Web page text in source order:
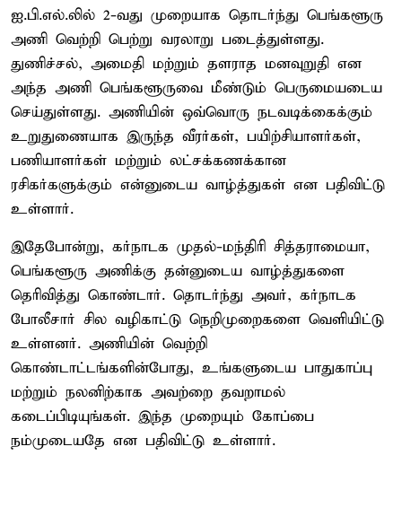
ஐ.பி.எல்.லில் 2-வது முறையாக தொடர்ந்து பெங்களூரு
அணி வெற்றி பெற்று வரலாறு படைத்துள்ளது.
துணிச்சல், அமைதி மற்றும் தளராத மனவுறுதி என
அந்த அணி பெங்களூருவை மீண்டும் பெருமையடைய
செய்துள்ளது. அணியின் ஒவ்வொரு நடவடிக்கைக்கும்
உறுதுணையாக இருந்த வீரர்கள், பயிற்சியாளர்கள்,
பணியாளர்கள் மற்றும் லட்சக்கணக்கான
ரசிகர்களுக்கும் என்னுடைய வாழ்த்துகள் என பதிவிட்டு
உள்ளார்.
இதேபோன்று, கர்நாடக முதல்-மந்திரி சித்தராமையா,
பெங்களூரு அணிக்கு தன்னுடைய வாழ்த்துகளை
தெரிவித்து கொண்டார். தொடர்ந்து அவர், கர்நாடக
போலீசார் சில வழிகாட்டு நெறிமுறைகளை வெளியிட்டு
உள்ளனர். அணியின் வெற்றி
கொண்டாட்டங்களின்போது, உங்களுடைய பாதுகாப்பு
மற்றும் நலனிற்காக அவற்றை தவறாமல்
கடைப்பிடியுங்கள். இந்த முறையும் கோப்பை
நம்முடையதே என பதிவிட்டு உள்ளார்.